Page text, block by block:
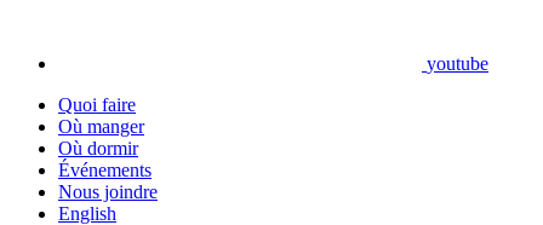
youtube
Quoi faire
Où manger
Où dormir
Événements
Nous joindre
English